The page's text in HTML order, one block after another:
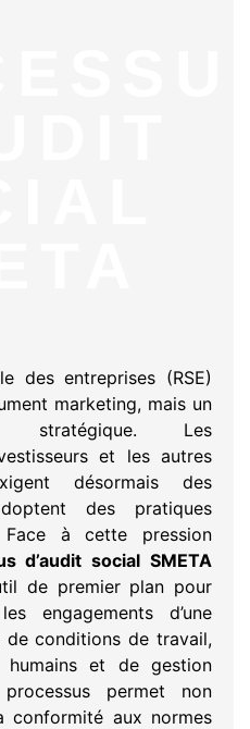
des entreprises (RSE)
marketing, mais un
stratégique. Les
et les autres
désormais des
des pratiques
à cette pression
d’audit social SMETA
de premier plan pour
engagements d’une
de conditions de travail,
et de gestion
permet non
conformité aux normes